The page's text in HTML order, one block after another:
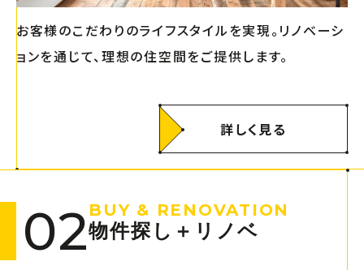
お客様のこだわりのライフスタイルを実現。リノベーシ
ョンを通じて、理想の住空間をご提供します。
詳しく見る
02BUY & RENOVATION
物件探し＋リノベ